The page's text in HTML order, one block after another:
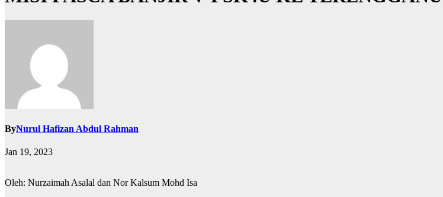
ByNurul Hafizan Abdul Rahman
Jan 19, 2023
Oleh: Nurzaimah Asalal dan Nor Kalsum Mohd Isa